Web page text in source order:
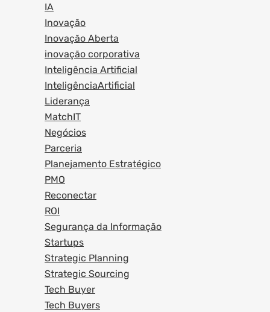
IA
Inovação
Inovação Aberta
inovação corporativa
Inteligência Artificial
InteligênciaArtificial
Liderança
MatchIT
Negócios
Parceria
Planejamento Estratégico
PMO
Reconectar
ROI
Segurança da Informação
Startups
Strategic Planning
Strategic Sourcing
Tech Buyer
Tech Buyers